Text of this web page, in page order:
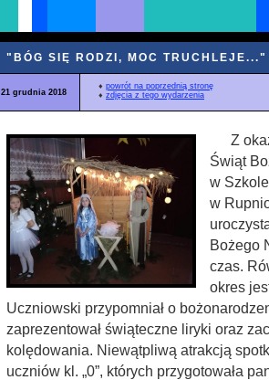
"BÓG SIĘ RODZI, MOC TRUCHLEJE..."
21 grudnia 2018
♦ powrót na poprzednią stronę
♦ zdjęcia z tego wydarzenia
Z
Świąt
w
w
Bożego
czas.
okres
Uczniowski przypomniał o
zaprezentował świąteczne liryki oraz
kolędowania. Niewątpliwą atrakcją
uczniów kl. „0”, których przygotowała